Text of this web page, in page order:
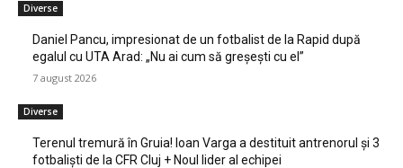
Diverse
Daniel Pancu, impresionat de un fotbalist de la Rapid după
egalul cu UTA Arad: „Nu ai cum să greșești cu el”
7 august 2026
Diverse
Terenul tremură în Gruia! Ioan Varga a destituit antrenorul și 3
fotbaliști de la CFR Cluj + Noul lider al echipei